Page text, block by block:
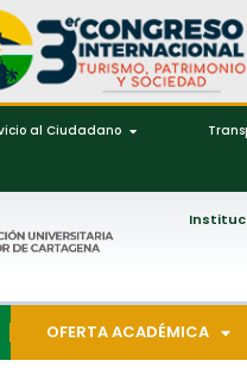
al Ciudadano
OFERTA ACADÉMICA